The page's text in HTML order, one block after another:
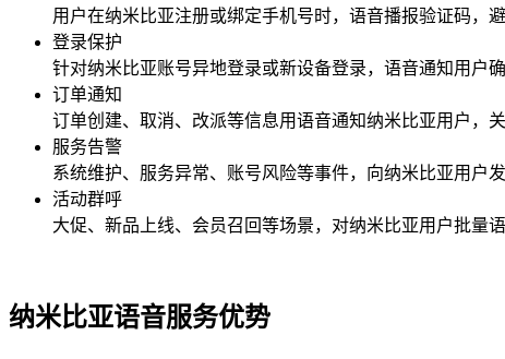
用户在纳米比亚注册或绑定手机号时，语音播报验证码，
登录保护
针对纳米比亚账号异地登录或新设备登录，语音通知用户
订单通知
订单创建、取消、改派等信息用语音通知纳米比亚用户，
服务告警
系统维护、服务异常、账号风险等事件，向纳米比亚用户
活动群呼
大促、新品上线、会员召回等场景，对纳米比亚用户批量
纳米比亚语音服务优势